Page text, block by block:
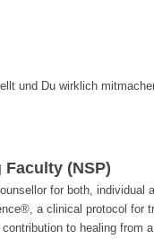
und Du wirklich
(NSP)
for both, individual
a clinical protocol for
to healing from